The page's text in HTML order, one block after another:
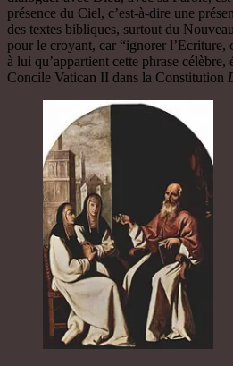
présence du Ciel, c’est-à-dire une
des textes bibliques, surtout du
pour le croyant, car “ignorer l’Ecriture,
à lui qu’appartient cette phrase célèbre,
Concile Vatican II dans la Constitution